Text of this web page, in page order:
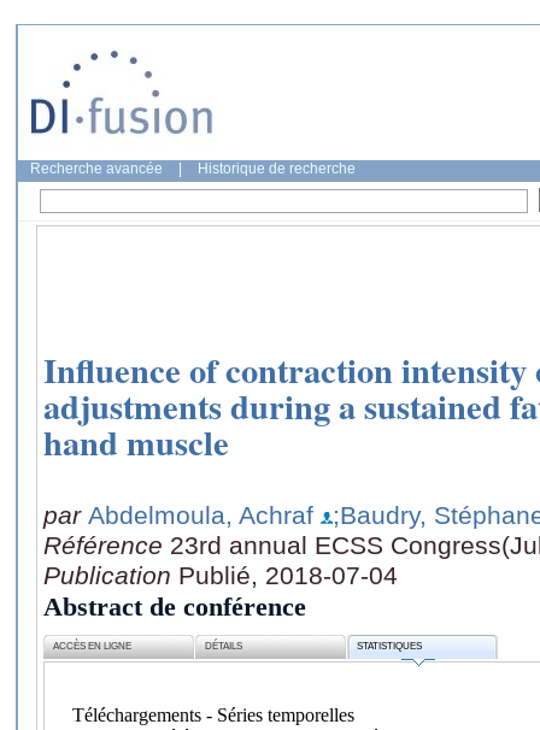
Recherche avancée Historique de recherche
Influence of contraction
adjustments during a sustained
hand muscle
par Abdelmoula, Achraf
;Baudry,
Référence 23rd annual ECSS
Publication Publié, 2018-07-04
Abstract de conférence
ACCÈS EN LIGNE DÉTAILS STATISTIQUES